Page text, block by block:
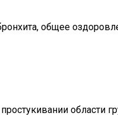
общее
области